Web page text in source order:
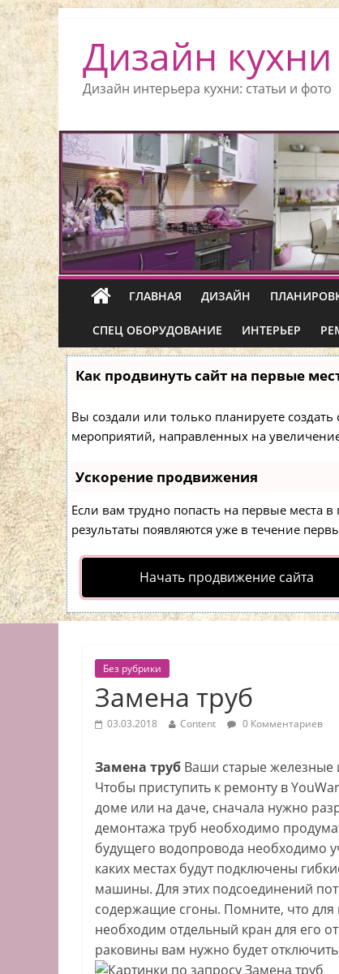
Дизайн
Дизайн интерьера кухни: статьи и фото
ГЛАВНАЯ ДИЗАЙН
СПЕЦ ОБОРУДОВАНИЕ ИНТЕРЬЕР
Как продвинуть сайт на первые
Вы создали или только планируете
мероприятий, направленных на
Ускорение продвижения
Если вам трудно попасть на первые места
результаты появляются уже в течение
Начать продвижение сайта
Без рубрики
Замена труб
03.03.2018 Content 0 Комментариев
Замена труб Ваши старые железные
Чтобы приступить к ремонту в
доме или на даче, сначала нужно
демонтажа труб необходимо
будущего водопровода необходимо
каких местах будут подключены
машины. Для этих подсоединений
содержащие сгоны. Помните, что для
необходим отдельный кран для его
раковины вам нужно будет